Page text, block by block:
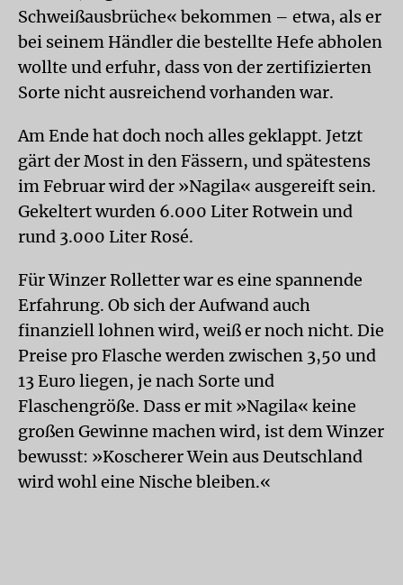
Schweißausbrüche« bekommen – etwa, als er
bei seinem Händler die bestellte Hefe abholen
wollte und erfuhr, dass von der zertifizierten
Sorte nicht ausreichend vorhanden war.
Am Ende hat doch noch alles geklappt. Jetzt
gärt der Most in den Fässern, und spätestens
im Februar wird der »Nagila« ausgereift sein.
Gekeltert wurden 6.000 Liter Rotwein und
rund 3.000 Liter Rosé.
Für Winzer Rolletter war es eine spannende
Erfahrung. Ob sich der Aufwand auch
finanziell lohnen wird, weiß er noch nicht. Die
Preise pro Flasche werden zwischen 3,50 und
13 Euro liegen, je nach Sorte und
Flaschengröße. Dass er mit »Nagila« keine
großen Gewinne machen wird, ist dem Winzer
bewusst: »Koscherer Wein aus Deutschland
wird wohl eine Nische bleiben.«